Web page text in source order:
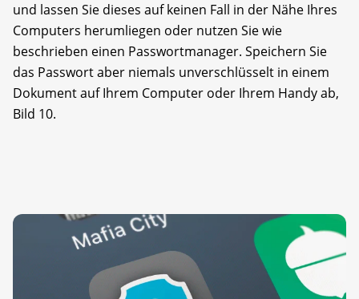
und lassen Sie dieses auf keinen Fall in der Nähe Ihres
Computers herumliegen oder nutzen Sie wie
beschrieben einen Passwortmanager. Speichern Sie
das Passwort aber niemals unverschlüsselt in einem
Dokument auf Ihrem Computer oder Ihrem Handy ab,
Bild 10.